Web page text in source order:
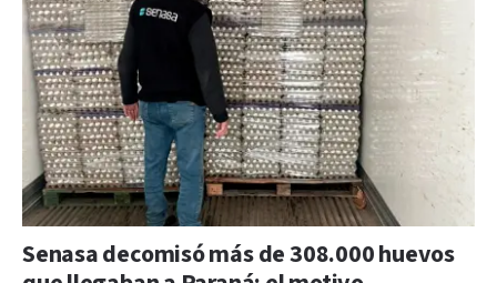
Senasa decomisó más de 308.000 huevos